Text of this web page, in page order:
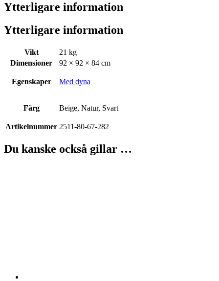
Ytterligare information
Ytterligare information
Vikt
21 kg
Dimensioner
92 × 92 × 84 cm
Egenskaper Med dyna
Färg Beige, Natur, Svart
Artikelnummer 2511-80-67-282
Du kanske också gillar …